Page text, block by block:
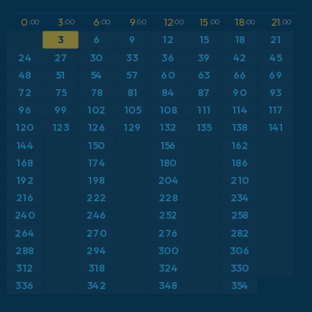
ICON Alemanha 2 km
Caribe
Escandinávia
Estados Unidos
Europa
França
Grécia
Anomalia de temperatura a 2 m
Anomalia de temperatura a 850 hPa
CAPE
Ponto de orvalho a 2 m
Profundidade da neve
Rajadas de Vento Máximas
Rajadas de vento
0 :00 3:00 6:00 9:00 12:00 15 :00 18:00 21:00
3 6 9 12 15 18 21
24 27 30 33 36 39 42
45
48
51 54 57 60 63 66 69
72 75 78 81 84 87 90 93
96 99 102 105 108 111 114 117
120 123 126 129 132 135 138
141
144
150 156
162
168
174 180
186
192
198 204 210
216 222 228 234
240 246 252
258
264
270 276
282
288
294 300
306
312
318 324 330
336 342 348 354